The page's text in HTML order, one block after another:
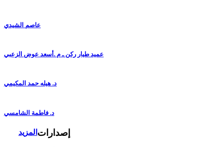
عاصم الشيدي
عميد طيار ركن ـ م .أسعد عوض الزعبي
د. هيله حمد المكيمي
د. فاطمة الشامسي
المزيد إصدارات